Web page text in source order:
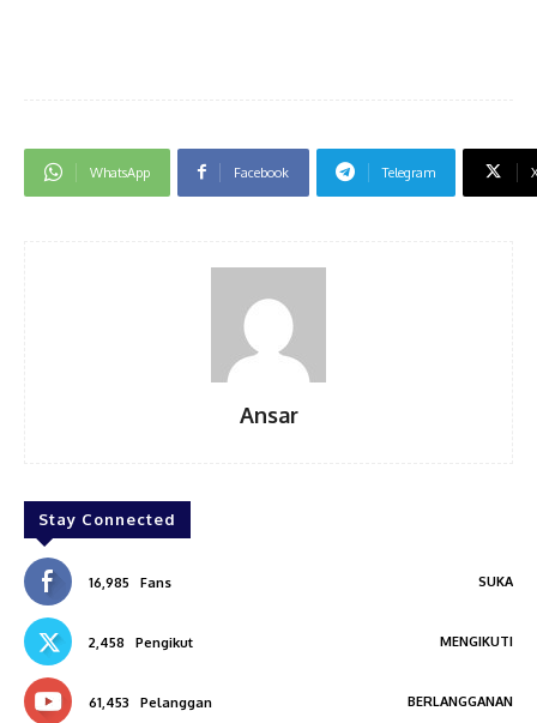
WhatsApp Facebook Telegram
Ansar
Stay Connected
16,985 Fans SUKA
2,458 Pengikut MENGIKUTI
61,453 Pelanggan BERLANGGANAN